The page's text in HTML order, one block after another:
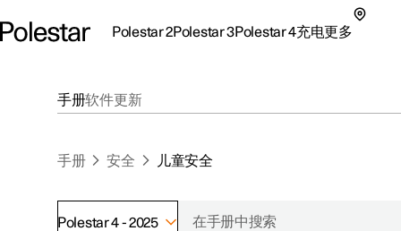
Polestar 2Polestar 3Polestar 4充电更多
手册软件更新
手册 安全 儿童安全
Polestar 4 - 2025